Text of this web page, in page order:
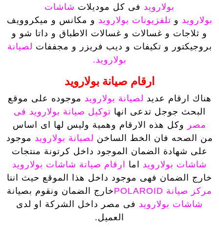
بولارويد فى كل موديلات شاشات
بولارويد و تلفزيونات بولارويد و مكانس و ميكروويف
و ثلاجات و غسالات و غسالات الاطباق و داتا شو و
بروجيكتور و تكيفات و ديب فريزر و مجففات لصيانة
بولارويد.
ارقام صيانة بولارويد
هناك ارقام عديد لصيانة بولارويد موجوده على موقع
البحث جوجل تدعى انها توكيل صيانة بولارويد فى
مصر وكل هذه الارقام وهمية وليس لها اى اساس
من الصحه فان الخط الساخن لصيانة بولارويد موجود
على شهادة الضمان الموجود داخل كرتونة منتجات
شاشات بولارويد
اما ارقام صيانة شاشات بولارويد
خارج الضمان فهى موجود داخل هذا الموقع حيث اننا
مركز صيانة POLAROID
خارج الضمان ونقوم بصيانة
شاشات بولارويد فى مصر داخل الشركة او لدى
العميل.